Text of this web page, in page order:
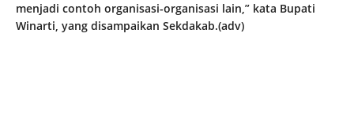
menjadi contoh organisasi-organisasi lain,” kata Bupati
Winarti, yang disampaikan Sekdakab.(adv)